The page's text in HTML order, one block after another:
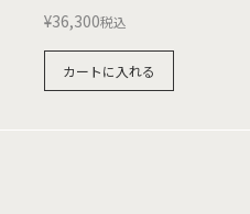
¥36,300税込
カートに入れる